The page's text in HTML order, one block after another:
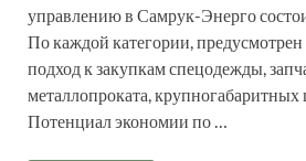
управлению в Самрук-Энерго
По каждой категории,
подход к закупкам спецодежды,
металлопроката, крупногабаритных
Потенциал экономии по …